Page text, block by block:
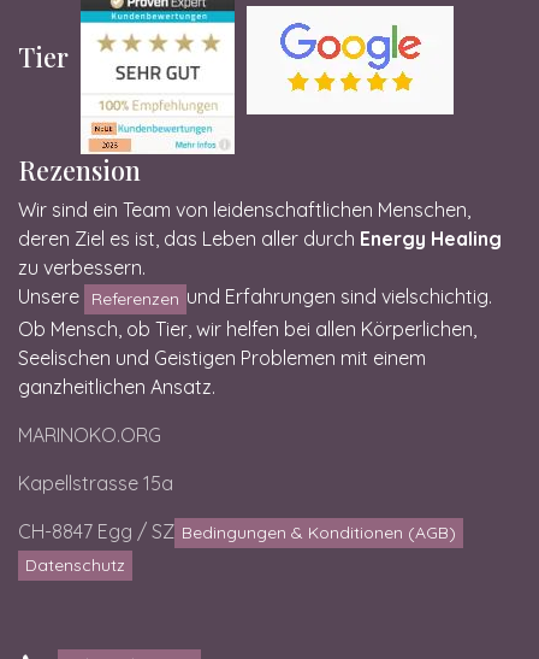
Tier
Rezension
Wir sind ein Team von leidenschaftlichen Menschen,
deren Ziel es ist, das Leben aller durch Energy Healing
zu verbessern.
Unsere
Referenzen und Erfahrungen sind vielschichtig.
Ob Mensch, ob Tier, wir helfen bei allen Körperlichen,
Seelischen und Geistigen Problemen mit einem
ganzheitlichen Ansatz.
MARINOKO.ORG
Kapellstrasse 15a
CH-8847 Egg / SZ Bedingungen & Konditionen (AGB)
Datenschutz